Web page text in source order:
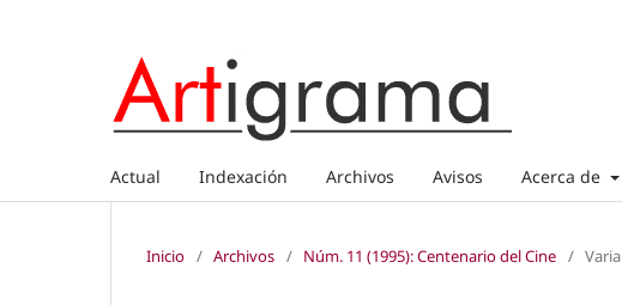
Actual Indexación Archivos Avisos Acerca de
Inicio / Archivos / Núm. 11 (1995): Centenario del Cine / Varia